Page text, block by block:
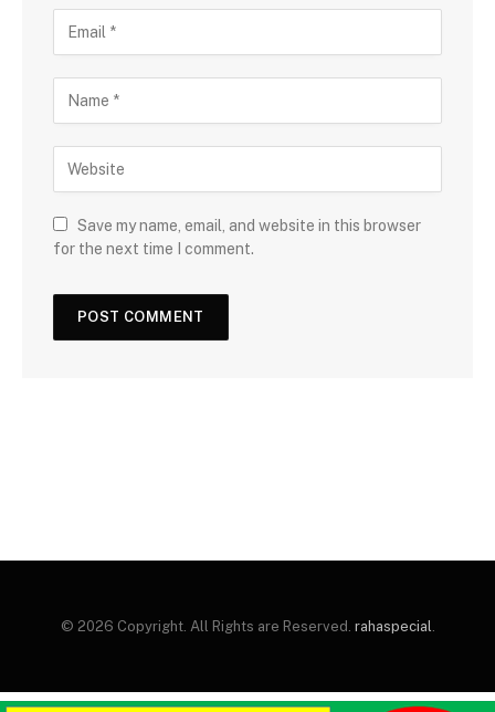
Save my name, email, and website in this browser
for the next time I comment.
© 2026 Copyright. All Rights are Reserved. rahaspecial.